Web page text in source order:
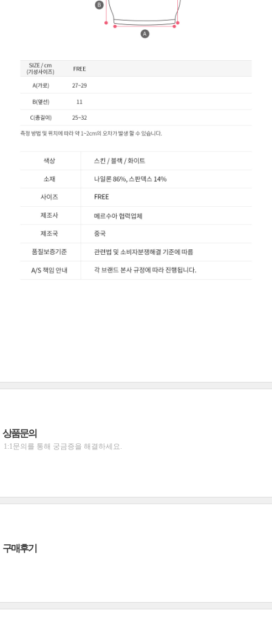
상품문의
1:1문의를 통해 궁금증을 해결하세요.
구매후기